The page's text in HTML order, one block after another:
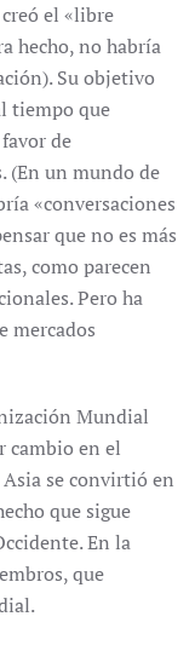
el «libre
hecho, no habría
Su objetivo
tiempo que
de
(En un mundo de
«conversaciones
que no es más
como parecen
Pero ha
mercados
Mundial
cambio en el
se convirtió en
que sigue
En la
que